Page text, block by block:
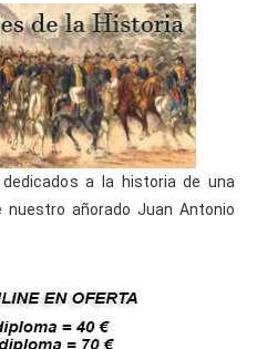
a la historia de una
añorado Juan Antonio